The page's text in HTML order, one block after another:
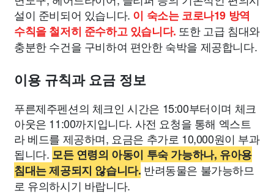
설이 준비되어 있습니다. 이 숙소는 코로나19 방역
수칙을 철저히 준수하고 있습니다. 또한 고급 침대와
충분한 수건을 구비하여 편안한 숙박을 제공합니다.
이용 규칙과 요금 정보
푸른제주펜션의 체크인 시간은 15:00부터이며 체크
아웃은 11:00까지입니다. 사전 요청을 통해 엑스트
라 베드를 제공하며, 요금은 추가로 10,000원이 부과
됩니다. 모든 연령의 아동이 투숙 가능하나, 유아용
침대는 제공되지 않습니다. 반려동물은 불가능하므
로 유의하시기 바랍니다.